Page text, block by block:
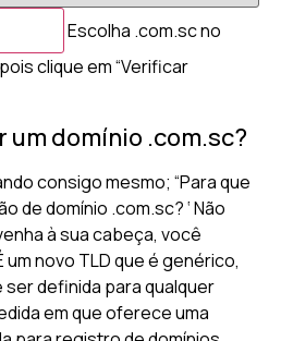
Escolha .com.sc no
clique em “Verificar
domínio .com.sc?
consigo mesmo; “Para que
de domínio .com.sc? ‘ Não
à sua cabeça, você
novo TLD que é genérico,
ser definida para qualquer
em que oferece uma